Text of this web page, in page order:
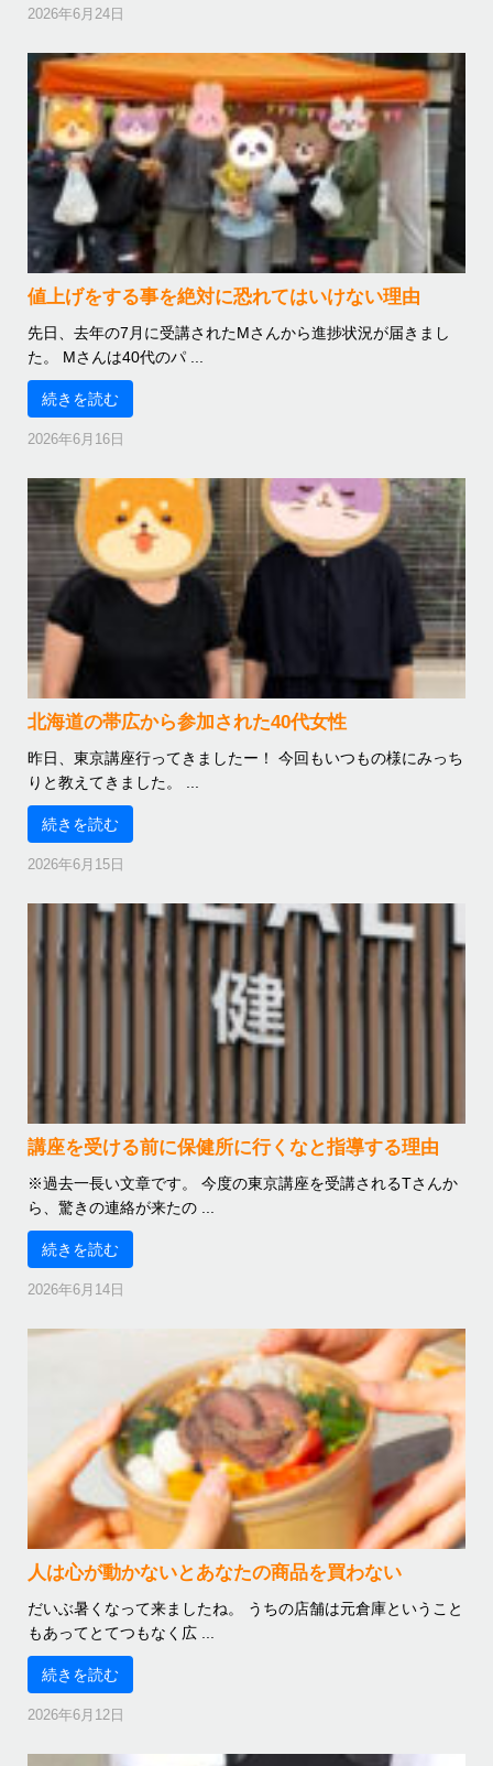
2026年6月24日
値上げをする事を絶対に恐れてはいけない理由
先日、去年の7月に受講されたMさんから進捗状況が届きまし
た。 Mさんは40代のパ ...
続きを読む
2026年6月16日
北海道の帯広から参加された40代女性
昨日、東京講座行ってきましたー！ 今回もいつもの様にみっち
りと教えてきました。 ...
続きを読む
2026年6月15日
講座を受ける前に保健所に行くなと指導する理由
※過去一長い文章です。 今度の東京講座を受講されるTさんか
ら、驚きの連絡が来たの ...
続きを読む
2026年6月14日
人は心が動かないとあなたの商品を買わない
だいぶ暑くなって来ましたね。 うちの店舗は元倉庫ということ
もあってとてつもなく広 ...
続きを読む
2026年6月12日